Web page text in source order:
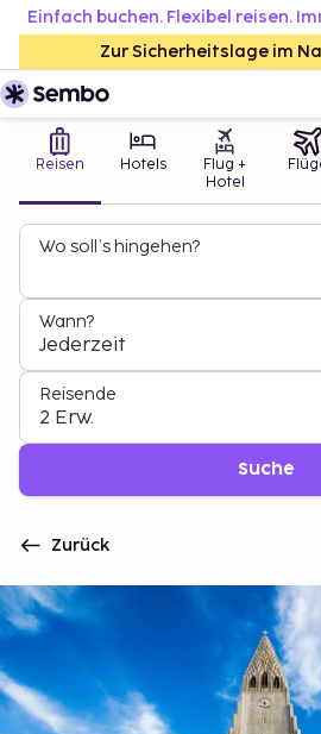
Einfach buchen. Flexibel reisen.
Zur Sicherheitslage im
Reisen Hotels
Flug +
Hotel
Wo soll’s hingehen?
Wann?
Jederzeit
Reisende
2 Erw.
Suche
Zurück